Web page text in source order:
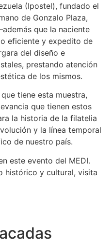
(Ipostel), fundado el
de Gonzalo Plaza,
que la naciente
eficiente y expedito de
del diseño e
prestando atención
de los mismos.
tiene esta muestra,
que tienen estos
la historia de la filatelia
y la línea temporal
de nuestro país.
este evento del MEDI.
histórico y cultural, visita